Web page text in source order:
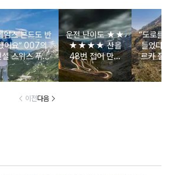
임스 본드도 반
어요” 007의
설 스위스 푸르
카 패스
운전 난이도 ★★
★★★★ 산을
48번 접어 만든
이탈리아 스텔비
오 패스
“도로를
들었다
르카 절
어진
이브
이전다음